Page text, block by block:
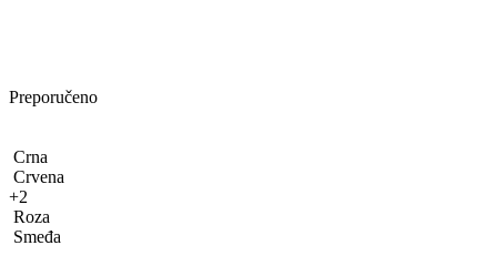
Preporučeno
Crna
Crvena
+2
Roza
Smeđa